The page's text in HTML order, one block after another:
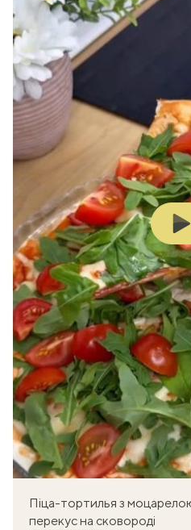
Play
Піца-тортилья з
перекус на сковороді